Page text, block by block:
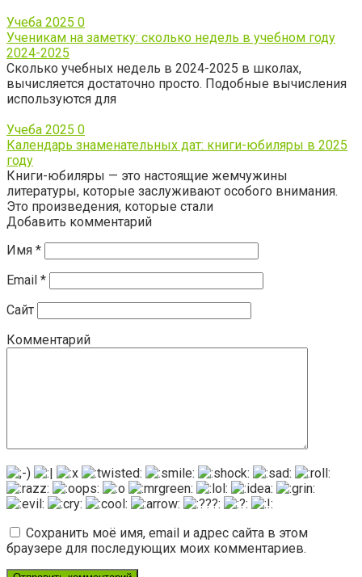
Учеба 2025 0
Ученикам на заметку: сколько недель в учебном году
2024-2025
Сколько учебных недель в 2024-2025 в школах,
вычисляется достаточно просто. Подобные вычисления
используются для
Учеба 2025 0
Календарь знаменательных дат: книги-юбиляры в 2025
году
Книги-юбиляры — это настоящие жемчужины
литературы, которые заслуживают особого внимания.
Это произведения, которые стали
Добавить комментарий
Имя *
Email *
Сайт
Комментарий
Сохранить моё имя, email и адрес сайта в этом
браузере для последующих моих комментариев.